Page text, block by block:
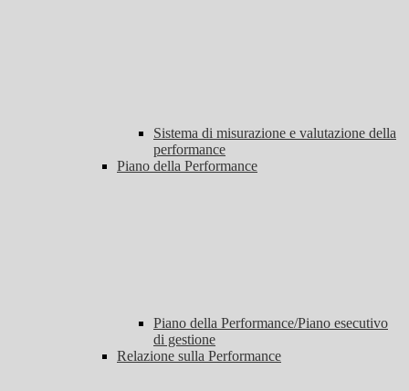
Sistema di misurazione e valutazione della
performance
Piano della Performance
Piano della Performance/Piano esecutivo
di gestione
Relazione sulla Performance